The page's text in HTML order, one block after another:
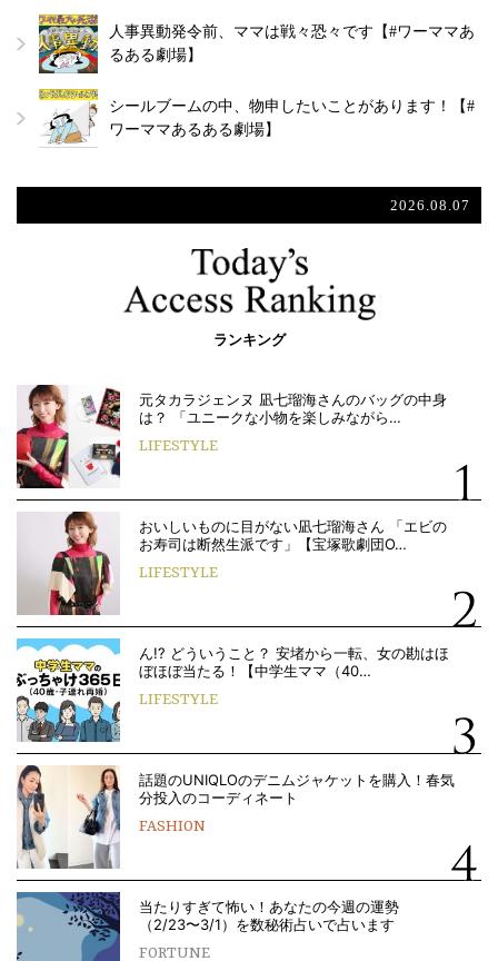
人事異動発令前、ママは戦々恐々です【#ワーママあ
るある劇場】
シールブームの中、物申したいことがあります！【#
ワーママあるある劇場】
2026.08.07
ランキング
元タカラジェンヌ 凪七瑠海さんのバッグの中身
は？ 「ユニークな小物を楽しみながら…
LIFESTYLE
おいしいものに目がない凪七瑠海さん 「エビの
お寿司は断然生派です」【宝塚歌劇団O…
LIFESTYLE
ん!? どういうこと？ 安堵から一転、女の勘はほ
ぼほぼ当たる！【中学生ママ（40…
LIFESTYLE
話題のUNIQLOのデニムジャケットを購入！春気
分投入のコーディネート
FASHION
当たりすぎて怖い！あなたの今週の運勢
（2/23〜3/1）を数秘術占いで占います
FORTUNE